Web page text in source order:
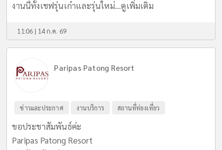
งานนี้ทั้งเชฟรุ่นเก๋าและรุ่นใหม่...ดูเพิ่มเติม
11:06 | 14 ก.ค. 69
Paripas Patong Resort
ข่าวและประกาศ งานบริการ สถานที่ท่องเที่ยว
ขอประชาสัมพันธ์ค่ะ
Paripas Patong Resort